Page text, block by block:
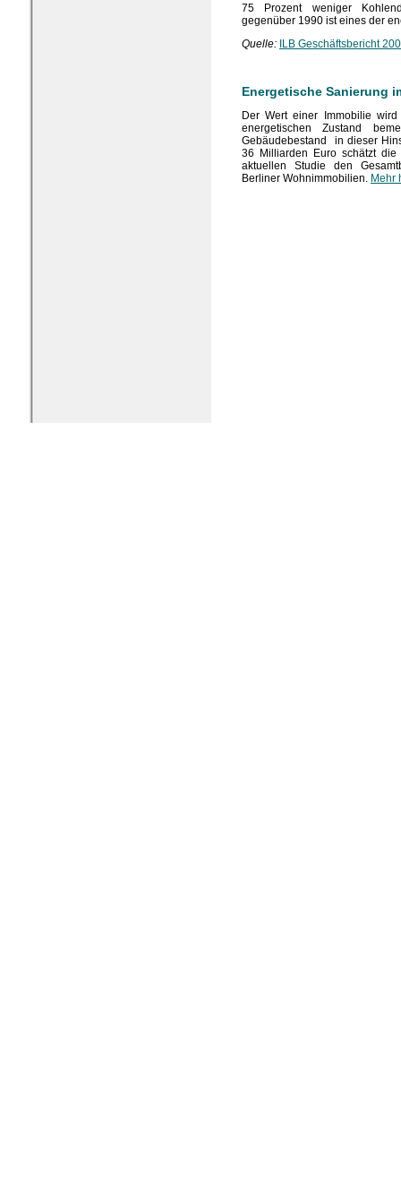
75 Prozent weniger
gegenüber 1990 ist eines der
Quelle: ILB Geschäftsbericht
Energetische Sanierung
Der Wert einer Immobilie
energetischen Zustand
Gebäudebestand in dieser
36 Milliarden Euro schätzt die
aktuellen Studie den
Berliner Wohnimmobilien. Mehr